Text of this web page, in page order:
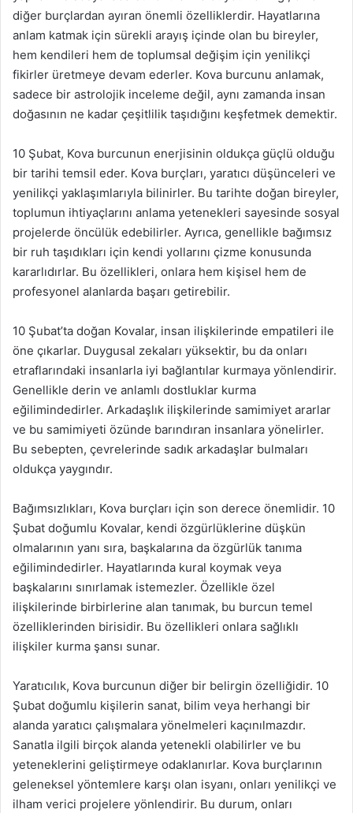
diğer burçlardan ayıran önemli özelliklerdir. Hayatlarına
anlam katmak için sürekli arayış içinde olan bu bireyler,
hem kendileri hem de toplumsal değişim için yenilikçi
fikirler üretmeye devam ederler. Kova burcunu anlamak,
sadece bir astrolojik inceleme değil, aynı zamanda insan
doğasının ne kadar çeşitlilik taşıdığını keşfetmek demektir.
10 Şubat, Kova burcunun enerjisinin oldukça güçlü olduğu
bir tarihi temsil eder. Kova burçları, yaratıcı düşünceleri ve
yenilikçi yaklaşımlarıyla bilinirler. Bu tarihte doğan bireyler,
toplumun ihtiyaçlarını anlama yetenekleri sayesinde sosyal
projelerde öncülük edebilirler. Ayrıca, genellikle bağımsız
bir ruh taşıdıkları için kendi yollarını çizme konusunda
kararlıdırlar. Bu özellikleri, onlara hem kişisel hem de
profesyonel alanlarda başarı getirebilir.
10 Şubat’ta doğan Kovalar, insan ilişkilerinde empatileri ile
öne çıkarlar. Duygusal zekaları yüksektir, bu da onları
etraflarındaki insanlarla iyi bağlantılar kurmaya yönlendirir.
Genellikle derin ve anlamlı dostluklar kurma
eğilimindedirler. Arkadaşlık ilişkilerinde samimiyet ararlar
ve bu samimiyeti özünde barındıran insanlara yönelirler.
Bu sebepten, çevrelerinde sadık arkadaşlar bulmaları
oldukça yaygındır.
Bağımsızlıkları, Kova burçları için son derece önemlidir. 10
Şubat doğumlu Kovalar, kendi özgürlüklerine düşkün
olmalarının yanı sıra, başkalarına da özgürlük tanıma
eğilimindedirler. Hayatlarında kural koymak veya
başkalarını sınırlamak istemezler. Özellikle özel
ilişkilerinde birbirlerine alan tanımak, bu burcun temel
özelliklerinden birisidir. Bu özellikleri onlara sağlıklı
ilişkiler kurma şansı sunar.
Yaratıcılık, Kova burcunun diğer bir belirgin özelliğidir. 10
Şubat doğumlu kişilerin sanat, bilim veya herhangi bir
alanda yaratıcı çalışmalara yönelmeleri kaçınılmazdır.
Sanatla ilgili birçok alanda yetenekli olabilirler ve bu
yeteneklerini geliştirmeye odaklanırlar. Kova burçlarının
geleneksel yöntemlere karşı olan isyanı, onları yenilikçi ve
ilham verici projelere yönlendirir. Bu durum, onları